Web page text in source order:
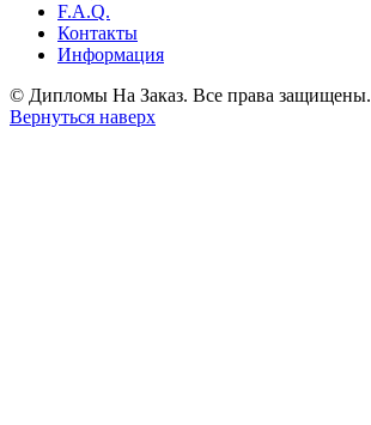
F.A.Q.
Контакты
Информация
© Дипломы На Заказ. Все права защищены.
Вернуться наверх